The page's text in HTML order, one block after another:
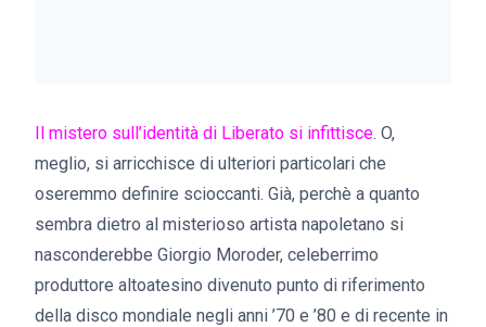
Il mistero sull’identità di Liberato si infittisce. O,
meglio, si arricchisce di ulteriori particolari che
oseremmo definire scioccanti. Già, perchè a quanto
sembra dietro al misterioso artista napoletano si
nasconderebbe Giorgio Moroder, celeberrimo
produttore altoatesino divenuto punto di riferimento
della disco mondiale negli anni ’70 e ’80 e di recente in